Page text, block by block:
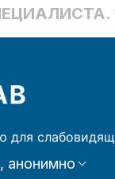
для
анонимно